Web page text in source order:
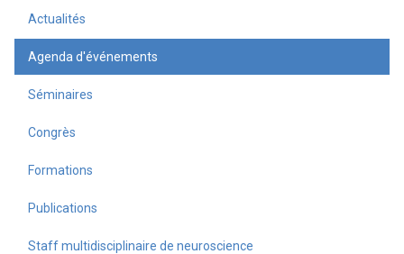
Actualités
Agenda d'événements
Séminaires
Congrès
Formations
Publications
Staff multidisciplinaire de neuroscience